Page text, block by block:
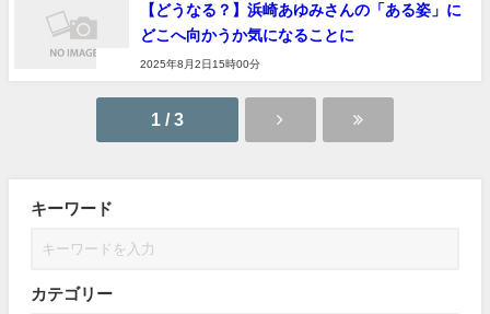
【どうなる？】浜崎あゆみさんの「ある姿」に
どこへ向かうか気になることに
2025年8月2日15時00分
1 / 3
キーワード
カテゴリー